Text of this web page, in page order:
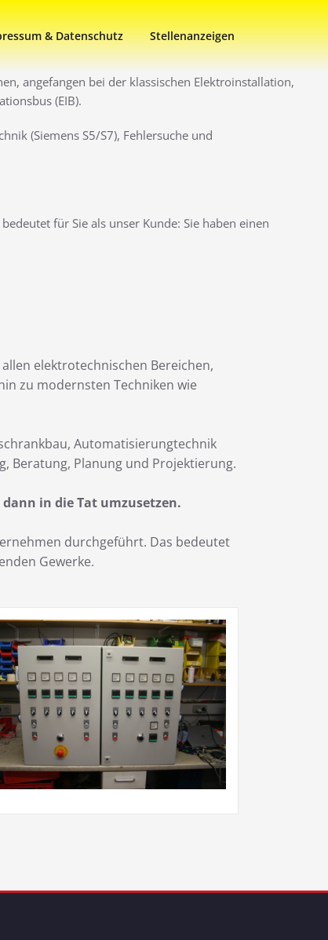
& Datenschutz Stellenanzeigen
angefangen bei der klassischen Elektroinstallation,
(EIB).
(Siemens S5/S7), Fehlersuche und
für Sie als unser Kunde: Sie haben einen
elektrotechnischen Bereichen,
zu modernsten Techniken wie
Automatisierungtechnik
Beratung, Planung und Projektierung.
in die Tat umzusetzen.
durchgeführt. Das bedeutet
Gewerke.